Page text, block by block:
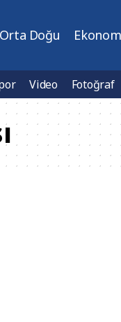
Orta Doğu
Video Fotoğraf